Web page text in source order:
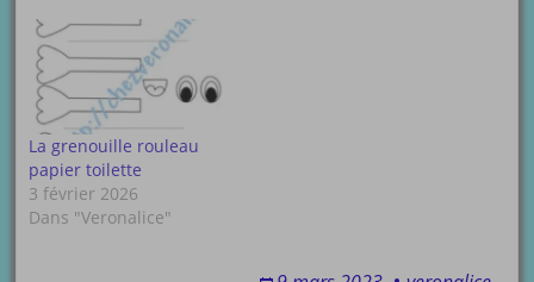
La grenouille rouleau
papier toilette
3 février 2026
Dans "Veronalice"